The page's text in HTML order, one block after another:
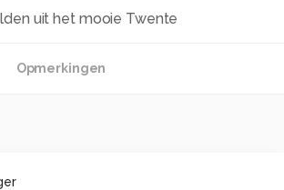
uit het mooie Twente
Opmerkingen